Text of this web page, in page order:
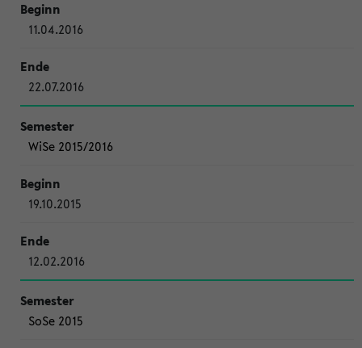
11.04.2016
22.07.2016
WiSe 2015/2016
19.10.2015
12.02.2016
SoSe 2015